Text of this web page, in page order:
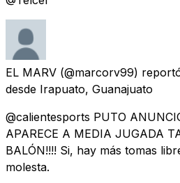
EL MARV (@marcorv99)
desde Irapuato, Guanajuato
@calientesports PUTO
APARECE A MEDIA JUGADA
BALÓN!!!! Si, hay más tomas
molesta.